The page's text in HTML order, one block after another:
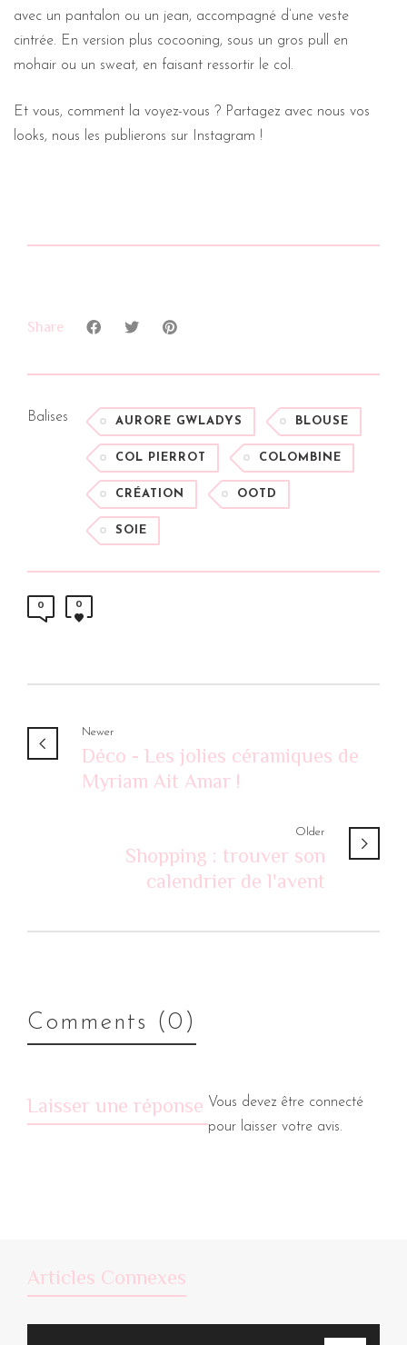
avec un pantalon ou un jean, accompagné d’une veste
cintrée. En version plus cocooning, sous un gros pull en
mohair ou un sweat, en faisant ressortir le col.
Et vous, comment la voyez-vous ? Partagez avec nous vos
looks, nous les publierons sur Instagram !
Share
Balises AURORE GWLADYS BLOUSE
COL PIERROT COLOMBINE
CRÉATION OOTD
SOIE
0 0
Newer
Déco - Les jolies céramiques de
Myriam Ait Amar !
Older
Shopping : trouver son
calendrier de l'avent
Comments (0)
Laisser une réponse Vous devez être connecté
pour laisser votre avis.
Articles Connexes